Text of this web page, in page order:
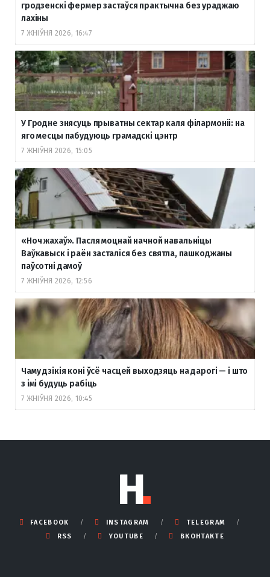
гродзенскі фермер застаўся практычна без ураджаю
лахіны
7 ЖНІЎНЯ 2026, 16:47
У Гродне знясуць прыватны сектар каля філармоніі: на
яго месцы пабудуюць грамадскі цэнтр
7 ЖНІЎНЯ 2026, 15:05
«Ноч жахаў». Пасля моцнай начной навальніцы
Ваўкавыск і раён засталіся без святла, пашкоджаны
паўсотні дамоў
7 ЖНІЎНЯ 2026, 12:56
Чаму дзікія коні ўсё часцей выходзяць на дарогі — і што
з імі будуць рабіць
7 ЖНІЎНЯ 2026, 10:45
FACEBOOK INSTAGRAM
TELEGRAM
RSS
YOUTUBE ВКОНТАКТЕ